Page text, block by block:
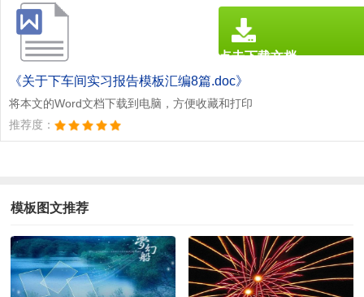
《关于下车间实习报告模板汇编8篇.doc》
将本文的Word文档下载到电脑，方便收藏和打印
推荐度：
点击下载文档
文档为doc格式
模板图文推荐